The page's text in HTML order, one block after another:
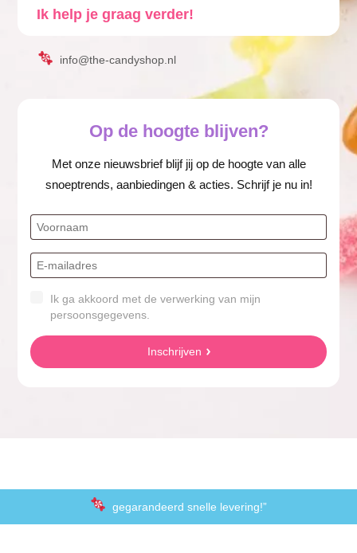
Ik help je graag verder!
info@the-candyshop.nl
Op de hoogte blijven?
Met onze nieuwsbrief blijf jij op de hoogte van alle
snoeptrends, aanbiedingen & acties. Schrijf je nu in!
Ik ga akkoord met de verwerking van mijn
persoonsgegevens.
Inschrijven
gegarandeerd snelle levering!”